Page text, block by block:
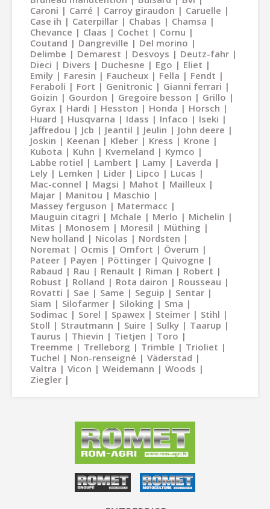
Caroni
Carré Carroy giraudon
Caruelle
Case ih
Caterpillar Chabas
Chamsa
Chevance
Claas Cochet
Cornu
Coutand
Dangreville
Del morino
Delimbe
Demarest Desvoys
Deutz-fahr
Dieci
Divers Duchesne Ego
Eliet
Emily
Faresin Faucheux Fella
Fendt
Feraboli
Fort Genitronic
Gianni ferrari
Goizin
Gourdon Gregoire besson
Grillo
Gyrax
Hardi Hesston Honda
Horsch
Huard
Husqvarna Idass Infaco
Iseki
Jaffredou
Jcb Jeantil Jeulin
John deere
Joskin
Keenan Kleber Kress
Krone
Kubota
Kuhn Kverneland
Kymco
Labbe rotiel
Lambert Lamy
Laverda
Lely
Lemken Lider Lipco
Lucas
Mac-connel
Magsi Mahot
Mailleux
Majar
Manitou
Maschio
Massey ferguson
Matermacc
Mauguin citagri
Mchale Merlo
Michelin
Mitas
Monosem Moresil
Müthing
New holland
Nicolas
Nordsten
Noremat
Ocmis Omfort
Överum
Pateer
Payen Pöttinger
Quivogne
Rabaud
Rau Renault Riman
Robert
Robust
Rolland Rota dairon
Rousseau
Rovatti
Sae Same Seguip
Sentar
Siam
Silofarmer Siloking
Sma
Sodimac
Sorel Spawex Steimer
Stihl
Stoll
Strautmann Suire Sulky
Taarup
Taurus
Thievin Tietjen
Toro
Treemme
Trelleborg Trimble
Trioliet
Tuchel
Non-renseigné
Väderstad
Valtra
Vicon Weidemann
Woods
Ziegler